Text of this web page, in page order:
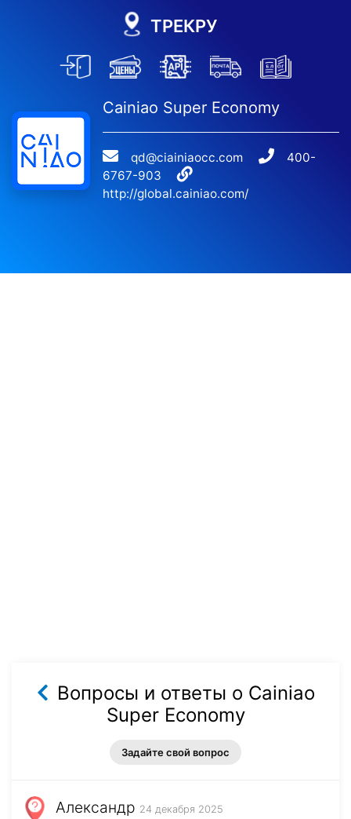
ТРЕКРУ
Cainiao Super Economy
qd@ciainiaocc.com
400-
6767-903
http://global.cainiao.com/
Вопросы и ответы о Cainiao
Super Economy
Задайте свой вопрос
Александр 24 декабря 2025